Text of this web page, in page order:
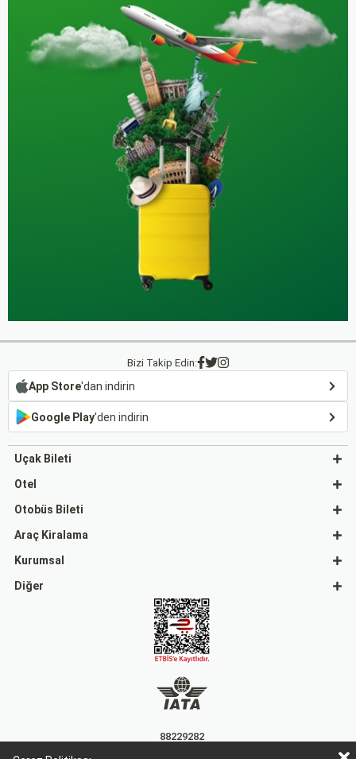
Bizi Takip Edin:
App Store'dan indirin
Google Play'den indirin
Uçak Bileti
Otel
Otobüs Bileti
Araç Kiralama
Kurumsal
Diğer
88229282